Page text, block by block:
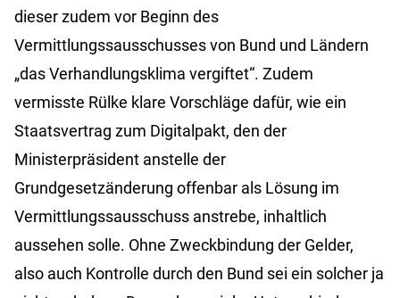
dieser zudem vor Beginn des
Vermittlungssausschusses von Bund und Ländern
„das Verhandlungsklima vergiftet“. Zudem
vermisste Rülke klare Vorschläge dafür, wie ein
Staatsvertrag zum Digitalpakt, den der
Ministerpräsident anstelle der
Grundgesetzänderung offenbar als Lösung im
Vermittlungssausschuss anstrebe, inhaltlich
aussehen solle. Ohne Zweckbindung der Gelder,
also auch Kontrolle durch den Bund sei ein solcher ja